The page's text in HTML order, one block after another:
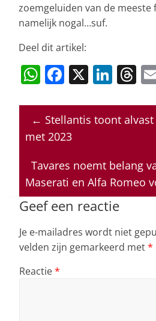
zoemgeluiden van de meeste
namelijk nogal…suf.
Deel dit artikel:
W
at
s
p
p
F
c
e
o
o
k
X Li
k
e
n
T
re
a
s
← Stellantis toont
met 2023
Tavares noemt belang
Maserati en Alfa Romeo
Geef een reactie
Je e-mailadres wordt niet
velden zijn gemarkeerd met*
Reactie*